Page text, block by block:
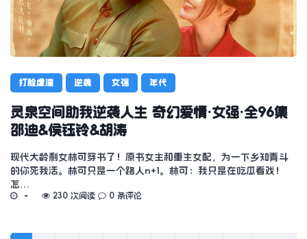
打脸虐渣 逆袭 女强 年代
灵泉空间助我逆袭人生 奇幻爱情·女强·全96集
邵迪&侯钰铃&胡涛
现代大龄剩女林可穿书了！原书女主和重生女配，为一下乡知青斗
的你死我活。林可只是一个路人n+1。林可：我只是在吃瓜看戏！
怎…
230 次阅读 0 条评论